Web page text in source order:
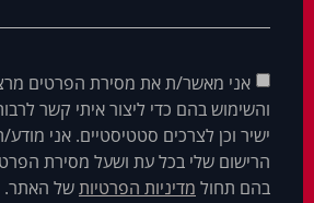
אני מאשר/ת את מסירת הפרטים
והשימוש בהם כדי ליצור איתי קשר
ישיר וכן לצרכים סטטיסטיים. אני
הרישום שלי בכל עת ושעל מסירת
בהם תחול מדיניות הפרטיותשל האתר.